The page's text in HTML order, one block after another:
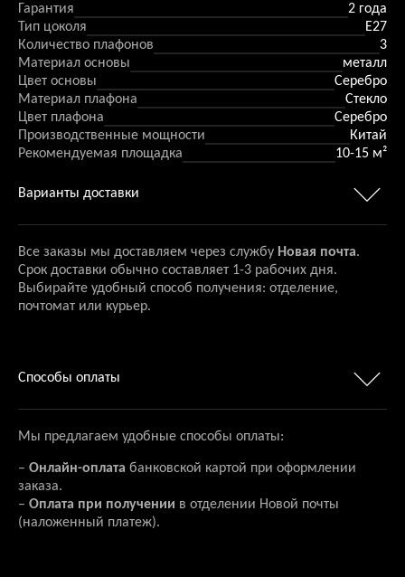
Гарантия
2 года
Тип цоколя
E27
Количество плафонов
3
Материал основы
металл
Цвет основы
Серебро
Материал плафона
Стекло
Цвет плафона
Серебро
Производственные мощности
Китай
Рекомендуемая площадка
10-15 м²
Варианты доставки
Все заказы мы доставляем через службу Новая почта.
Срок доставки обычно составляет 1-3 рабочих дня.
Выбирайте удобный способ получения: отделение,
почтомат или курьер.
Способы оплаты
Мы предлагаем удобные способы оплаты:
– Онлайн-оплата банковской картой при оформлении
заказа.
– Оплата при получении в отделении Новой почты
(наложенный платеж).